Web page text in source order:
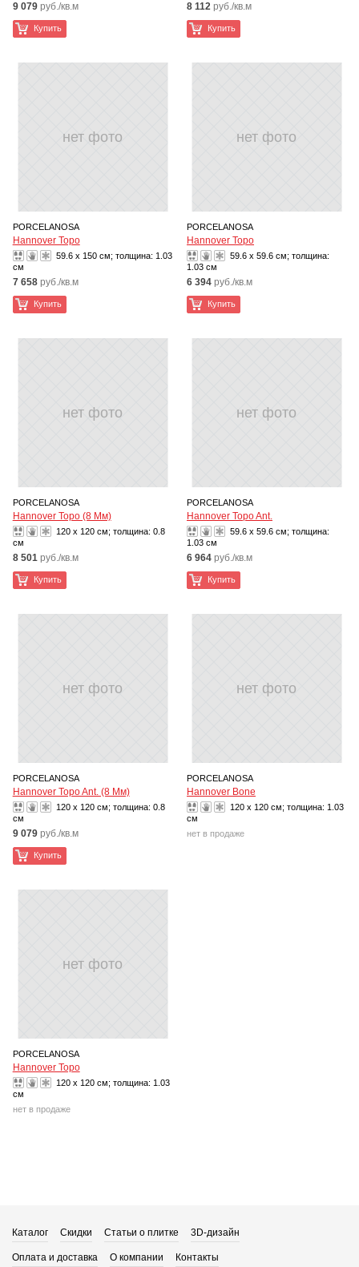
9 079 руб./кв.м
Купить
8 112 руб./кв.м
Купить
нет фото
PORCELANOSA
Hannover Topo
59.6 x 150 см; толщина: 1.03
см
7 658 руб./кв.м
Купить
нет фото
PORCELANOSA
Hannover Topo
59.6 x 59.6 см; толщина:
1.03 см
6 394 руб./кв.м
Купить
нет фото
PORCELANOSA
Hannover Topo (8 Мм)
120 x 120 см; толщина: 0.8
см
8 501 руб./кв.м
Купить
нет фото
PORCELANOSA
Hannover Topo Ant.
59.6 x 59.6 см; толщина:
1.03 см
6 964 руб./кв.м
Купить
нет фото
PORCELANOSA
Hannover Topo Ant. (8 Мм)
120 x 120 см; толщина: 0.8
см
9 079 руб./кв.м
Купить
нет фото
PORCELANOSA
Hannover Bone
120 x 120 см; толщина: 1.03
см
нет в продаже
нет фото
PORCELANOSA
Hannover Topo
120 x 120 см; толщина: 1.03
см
нет в продаже
Каталог Скидки Статьи о плитке 3D-дизайн
Оплата и доставка О компании Контакты